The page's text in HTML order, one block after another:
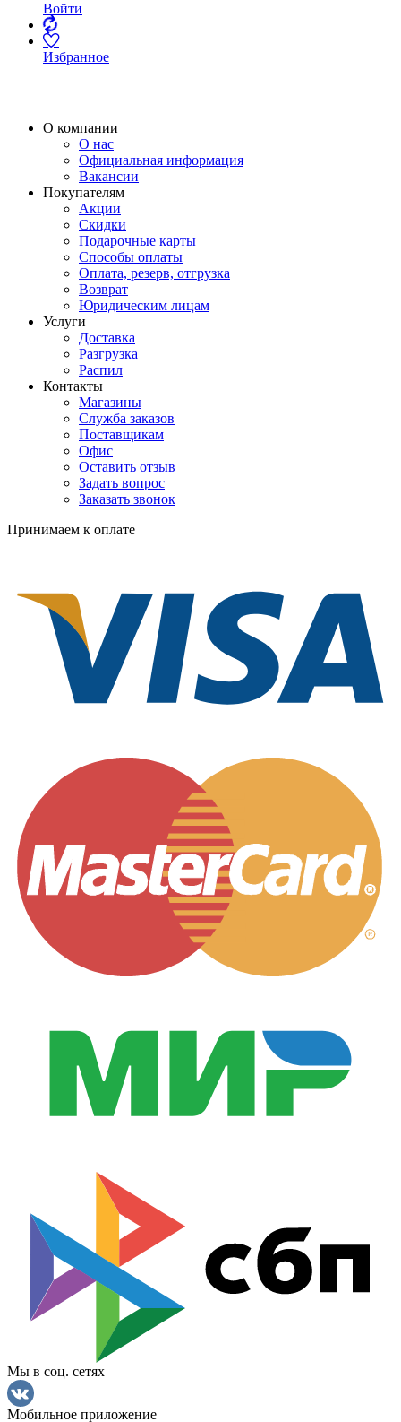
Войти
Избранное
О компании
О нас
Официальная информация
Вакансии
Покупателям
Акции
Скидки
Подарочные карты
Способы оплаты
Оплата, резерв, отгрузка
Возврат
Юридическим лицам
Услуги
Доставка
Разгрузка
Распил
Контакты
Магазины
Служба заказов
Поставщикам
Офис
Оставить отзыв
Задать вопрос
Заказать звонок
Принимаем к оплате
Мы в соц. сетях
Мобильное приложение